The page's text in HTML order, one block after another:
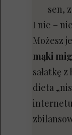
sen,
I nie –
Możesz
mąki
sałatkę
dieta